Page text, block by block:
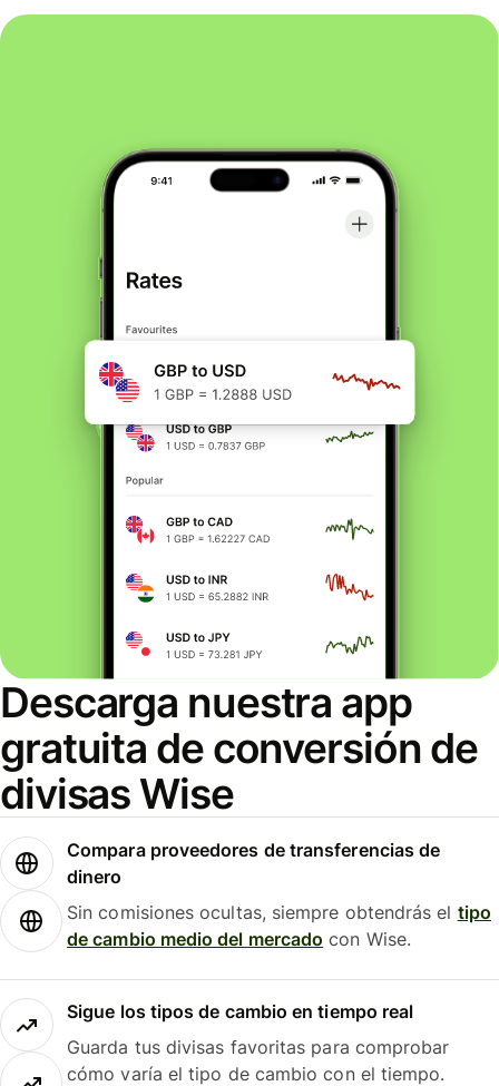
Descarga nuestra app
gratuita de conversión de
divisas Wise
Compara proveedores de transferencias de
dinero
Sin comisiones ocultas, siempre obtendrás el tipo
de cambio medio del mercado con Wise.
Sigue los tipos de cambio en tiempo real
Guarda tus divisas favoritas para comprobar
cómo varía el tipo de cambio con el tiempo.